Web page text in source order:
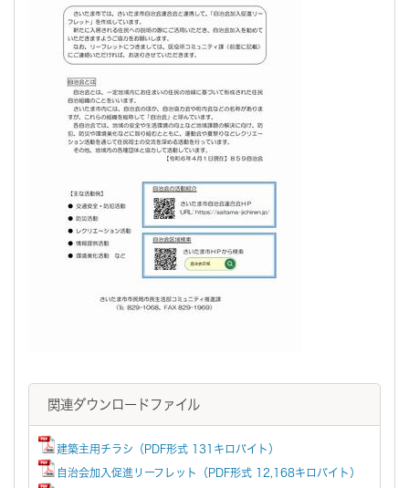
関連ダウンロードファイル
建築主用チラシ（PDF形式 131キロバイト）
自治会加入促進リーフレット（PDF形式 12,168キロバイト）